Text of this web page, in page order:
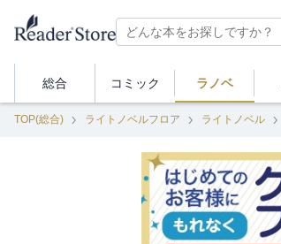
総合 コミック ラノベ
TOP(総合) ライトノベルフロア ライトノベル